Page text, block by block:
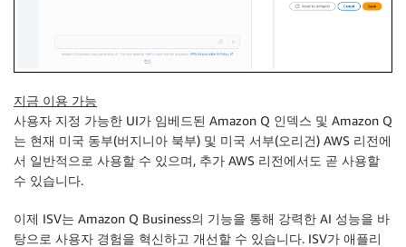
지금 이용 가능
사용자 지정 가능한 UI가 임베드된 Amazon Q 인덱스 및 Amazon Q
는 현재 미국 동부(버지니아 북부) 및 미국 서부(오리건) AWS 리전에
서 일반적으로 사용할 수 있으며, 추가 AWS 리전에서도 곧 사용할
수 있습니다.
이제 ISV는 Amazon Q Business의 기능을 통해 강력한 AI 성능을 바
탕으로 사용자 경험을 혁신하고 개선할 수 있습니다. ISV가 애플리